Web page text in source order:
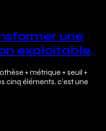
une
exploitable
+ métrique + seuil +
cinq éléments, c’est une